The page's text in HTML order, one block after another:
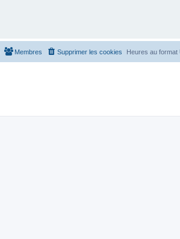
Heures au format
Supprimer les cookies
Membres